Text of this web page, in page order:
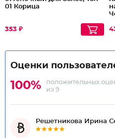
01 Корица
353 ₽
Оценки
100%
положительных
из 9
Решетникова Ирина